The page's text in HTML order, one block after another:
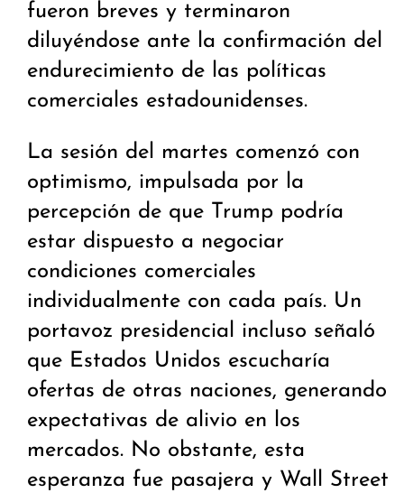
fueron breves y terminaron
diluyéndose ante la confirmación del
endurecimiento de las políticas
comerciales estadounidenses.
La sesión del martes comenzó con
optimismo, impulsada por la
percepción de que Trump podría
estar dispuesto a negociar
condiciones comerciales
individualmente con cada país. Un
portavoz presidencial incluso señaló
que Estados Unidos escucharía
ofertas de otras naciones, generando
expectativas de alivio en los
mercados. No obstante, esta
esperanza fue pasajera y Wall Street